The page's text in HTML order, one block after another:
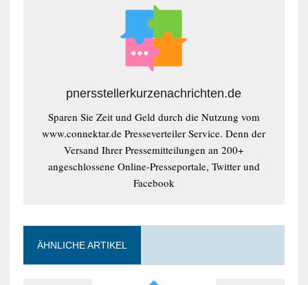
pnersstellerkurzenachrichten.de
Sparen Sie Zeit und Geld durch die Nutzung vom
www.connektar.de Presseverteiler Service. Denn der
Versand Ihrer Pressemitteilungen an 200+
angeschlossene Online-Presseportale, Twitter und
Facebook
ÄHNLICHE ARTIKEL